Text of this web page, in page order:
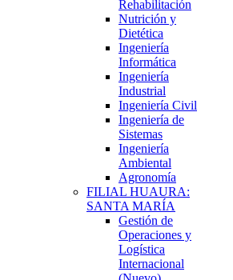
Rehabilitación
Nutrición y
Dietética
Ingeniería
Informática
Ingeniería
Industrial
Ingeniería Civil
Ingeniería de
Sistemas
Ingeniería
Ambiental
Agronomía
FILIAL HUAURA:
SANTA MARÍA
Gestión de
Operaciones y
Logística
Internacional